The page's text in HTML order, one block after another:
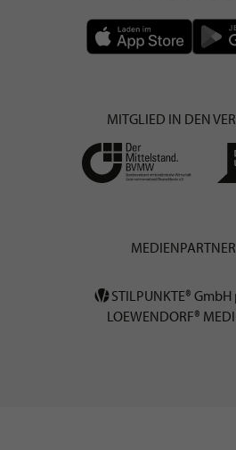
MITGLIED IN DEN
STILPUNKTE®
LOEWENDORF®